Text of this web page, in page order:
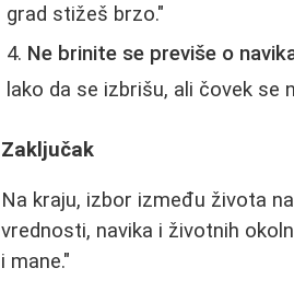
grad stižeš brzo."
Ne brinite se previše o
lako da se izbrišu, ali čovek se
Zaključak
Na kraju, izbor između života
vrednosti, navika i životnih
i mane."